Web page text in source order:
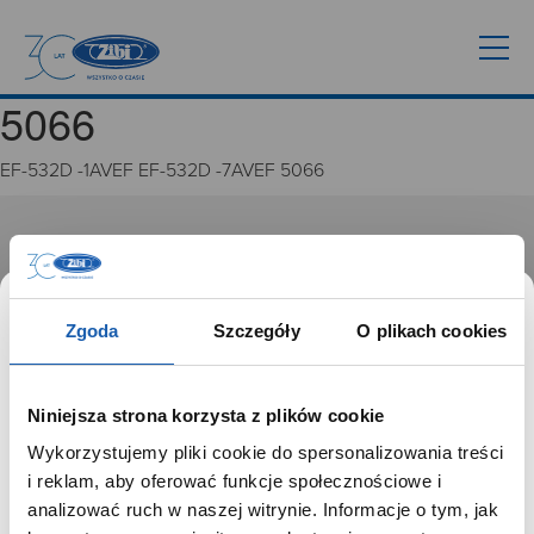
Zgoda Szczegóły O plikach cookies
Niniejsza strona korzysta z plików cookie
Wykorzystujemy pliki cookie do spersonalizowania treści
i reklam, aby oferować funkcje społecznościowe i
analizować ruch w naszej witrynie. Informacje o tym, jak
5066
EF-532D -1AVEF EF-532D -7AVEF 5066
GRUPA ZIBI
Historia
Misja, wizja i wartości Grupy Zibi
Ważne daty
Zgoda na ciasteczka
PRODUKTY
Zegarki
SZANOWNY UŻYTKOWNIKU,
SZANOWNA UŻYTKOWNICZKO